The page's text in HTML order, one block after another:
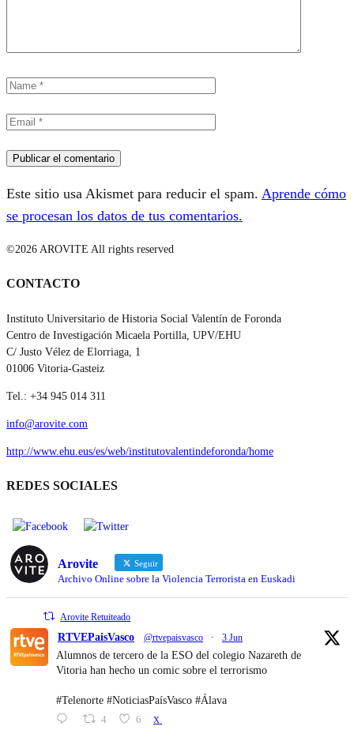
Este sitio usa Akismet para reducir el spam. Aprende cómo
se procesan los datos de tus comentarios.
©2026 AROVITE All rights reserved
CONTACTO
Instituto Universitario de Historia Social Valentín de Foronda
Centro de Investigación Micaela Portilla, UPV/EHU
C/ Justo Vélez de Elorriaga, 1
01006 Vitoria-Gasteiz
Tel.: +34 945 014 311
info@arovite.com
http://www.ehu.eus/es/web/institutovalentindeforonda/home
REDES SOCIALES
Arovite Seguir
Archivo Online sobre la Violencia Terrorista en Euskadi
Arovite Retuiteado
RTVEPaisVasco @rtvepaisvasco · 3 Jun
Alumnos de tercero de la ESO del colegio Nazareth de
Vitoria han hecho un comic sobre el terrorismo
#Telenorte #NoticiasPaísVasco #Álava
4 6 X